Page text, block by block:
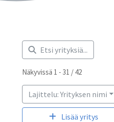
Etsi yrityksiä...
Näkyvissä 1 - 31 / 42
Lajittelu: Yrityksen nimi
Lisää yritys